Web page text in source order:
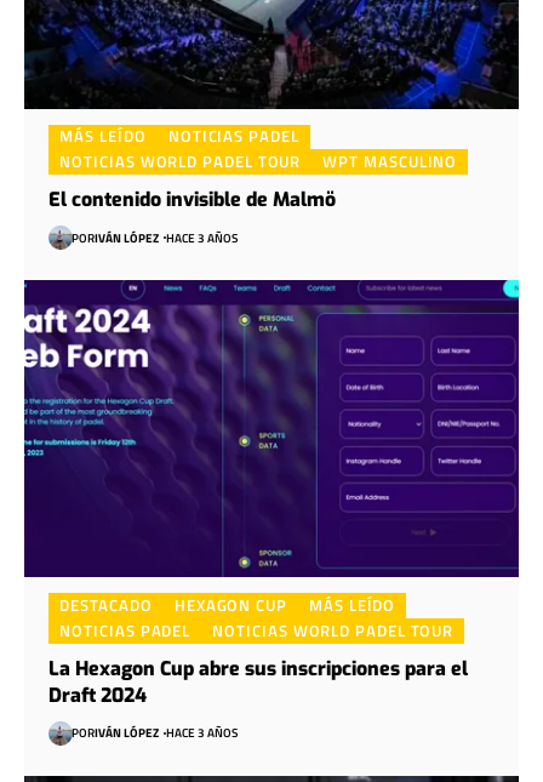
MÁS LEÍDO
NOTICIAS PADEL
NOTICIAS WORLD PADEL TOUR
WPT MASCULINO
El contenido invisible de Malmö
PORIVÁN LÓPEZ HACE 3 AÑOS
DESTACADO HEXAGON CUP
MÁS LEÍDO
NOTICIAS PADEL
NOTICIAS WORLD PADEL TOUR
La Hexagon Cup abre sus inscripciones para el
Draft 2024
PORIVÁN LÓPEZ HACE 3 AÑOS